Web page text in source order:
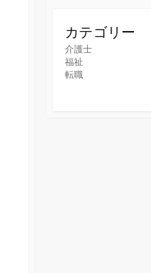
カテゴリー
介護士
福祉
転職